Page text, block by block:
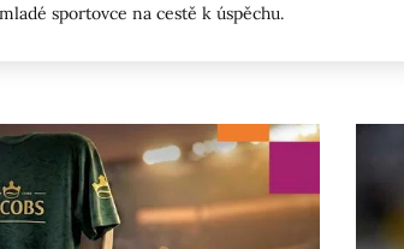
sportovce na cestě k úspěchu.